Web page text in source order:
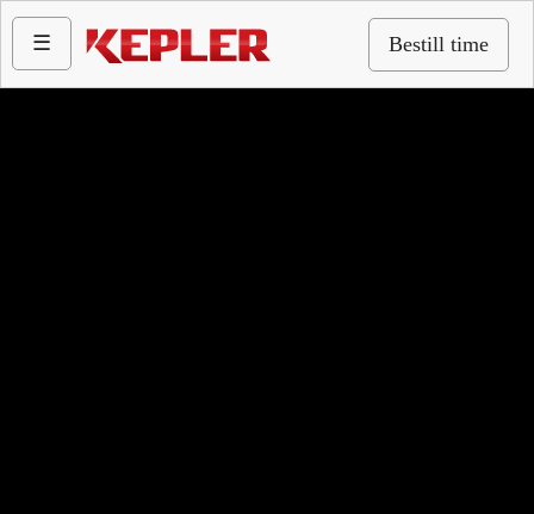
☰ Bestill time